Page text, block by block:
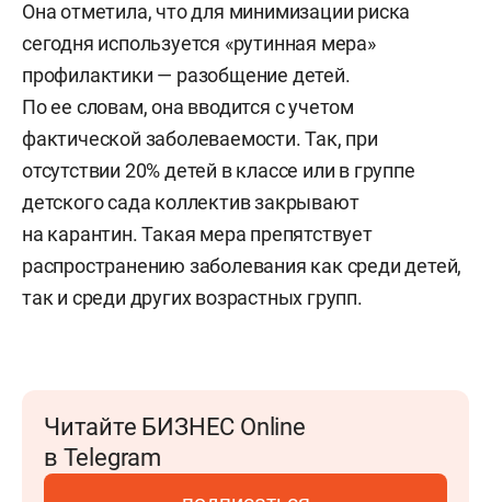
Она отметила, что для минимизации риска
сегодня используется «рутинная мера»
профилактики — разобщение детей.
По ее словам, она вводится с учетом
фактической заболеваемости. Так, при
отсутствии 20% детей в классе или в группе
детского сада коллектив закрывают
на карантин. Такая мера препятствует
распространению заболевания как среди детей,
так и среди других возрастных групп.
Читайте БИЗНЕС Online
в Telegram